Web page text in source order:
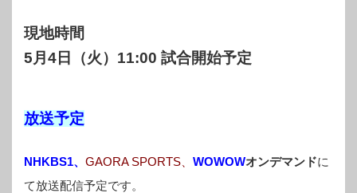
現地時間
5月4日（火）11:00 試合開始予定
放送予定
NHKBS1、 GAORA SPORTS WOWOWオンデマンドに
て放送配信予定です。